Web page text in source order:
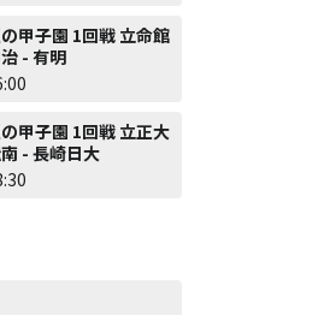
甲子園 1回戦 立命館
- 有明
甲子園 1回戦 立正大
- 長崎日大